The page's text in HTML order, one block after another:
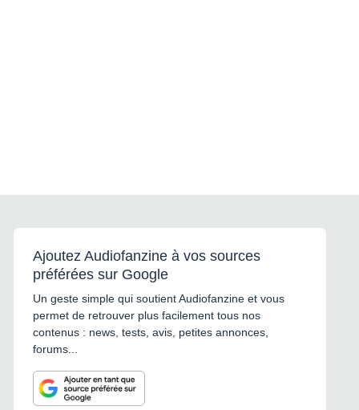
Ajoutez Audiofanzine à vos sources
préférées sur Google
Un geste simple qui soutient Audiofanzine et vous
permet de retrouver plus facilement tous nos
contenus : news, tests, avis, petites annonces,
forums...